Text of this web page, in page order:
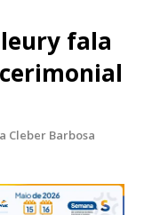
fala
Cleber Barbosa